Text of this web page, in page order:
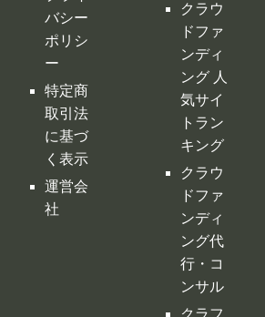
に基づ
く表示
運営会
社
クラウ
ドファ
ンディ
ング代
行・コ
クラフ
ァンサ
イトの
デメリ
ット
クラウ